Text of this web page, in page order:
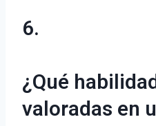
6.
¿Qué
valoradas en